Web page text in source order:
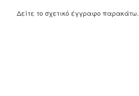
Δείτε το σχετικό έγγραφο παρακάτω.